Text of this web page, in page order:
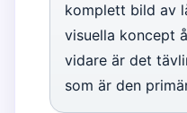
komplett bild av
visuella koncept
vidare är det
som är den